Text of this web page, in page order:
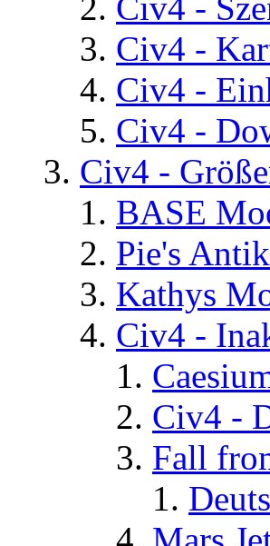
Civ4 -
Civ4 -
Civ4 -
Civ4 -
BASE
Pie's
Kathys
Civ4 -
Civ4 -
Fall